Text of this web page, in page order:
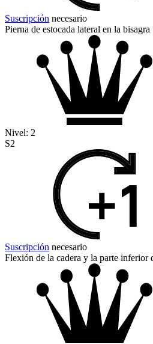
Suscripción necesario
Pierna de estocada lateral en la bisagra
Nivel: 2
S2
Suscripción necesario
Flexión de la cadera y la parte inferior